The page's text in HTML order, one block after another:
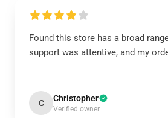
Found this store has a broad
support was attentive, and my
C Christopher
Verified owner